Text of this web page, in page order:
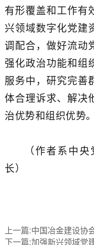
有形覆盖和工作有
兴领域数字化党建
调配合，做好流动
强化政治功能和组
服务中，研究完善
体合理诉求、解决
治优势和组织优势。
（作者系中
长）
上一篇:中国冶金建设
下一篇:加强新兴领域党